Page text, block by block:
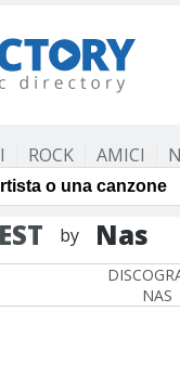
ROCK AMICI
by Nas
NAS